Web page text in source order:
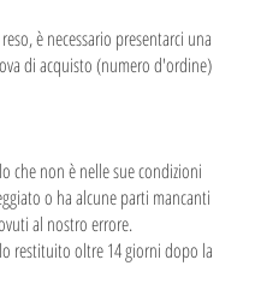
è necessario presentarci una
di acquisto (numero d'ordine)
che non è nelle sue condizioni
o ha alcune parti mancanti
al nostro errore.
restituito oltre 14 giorni dopo la